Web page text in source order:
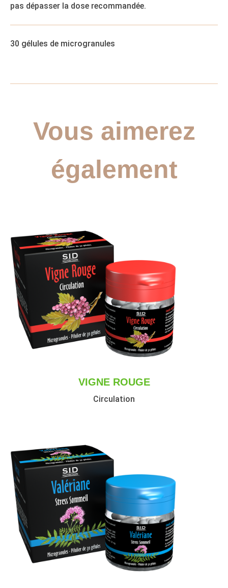
pas dépasser la dose recommandée.
30 gélules de microgranules
Vous aimerez
également
VIGNE ROUGE
Circulation